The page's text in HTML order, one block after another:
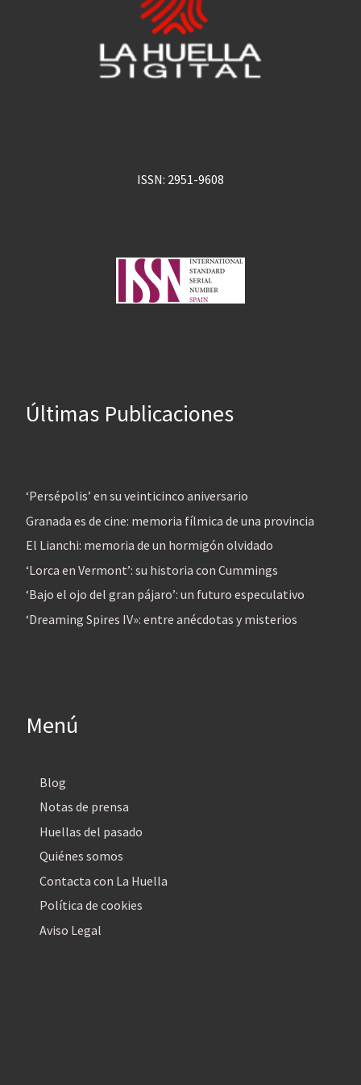
ISSN: 2951-9608
Últimas Publicaciones
‘Persépolis’ en su veinticinco aniversario
Granada es de cine: memoria fílmica de una provincia
El Lianchi: memoria de un hormigón olvidado
‘Lorca en Vermont’: su historia con Cummings
‘Bajo el ojo del gran pájaro’: un futuro especulativo
‘Dreaming Spires IV»: entre anécdotas y misterios
Menú
Blog
Notas de prensa
Huellas del pasado
Quiénes somos
Contacta con La Huella
Política de cookies
Aviso Legal